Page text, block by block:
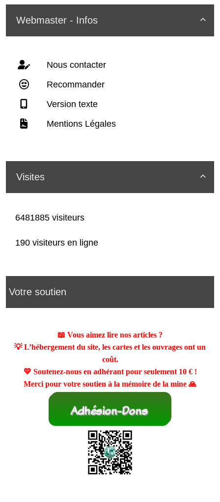

Webmaster - Infos
Nous contacter
Recommander
Version texte
Mentions Légales

Visites
6481885 visiteurs
190 visiteurs en ligne
Votre soutien
📖 Vous aimez lire nos articles ?
💡 L’hébergement du site, les cartes et les ouvrages ont un
coût.
💛 Soutenez-nous en adhérant pour seulement 10 €!
Merci pour votre soutien à la mémoire de la mine 🙏